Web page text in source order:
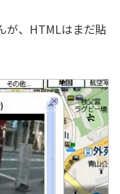
が、HTMLはまだ貼